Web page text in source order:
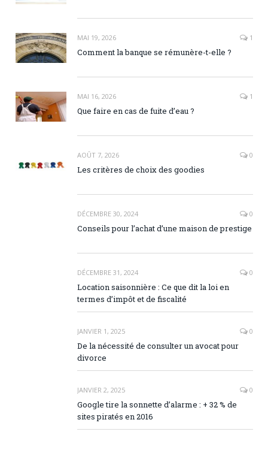
MAI 19, 2026 1
Comment la banque se rémunère-t-elle ?
MAI 16, 2026 1
Que faire en cas de fuite d’eau ?
AOÛT 7, 2026 0
Les critères de choix des goodies
DÉCEMBRE 30, 2024 0
Conseils pour l’achat d’une maison de prestige
DÉCEMBRE 31, 2024 0
Location saisonnière : Ce que dit la loi en
termes d’impôt et de fiscalité
JANVIER 1, 2025 0
De la nécessité de consulter un avocat pour
divorce
JANVIER 2, 2025 0
Google tire la sonnette d’alarme : + 32 % de
sites piratés en 2016